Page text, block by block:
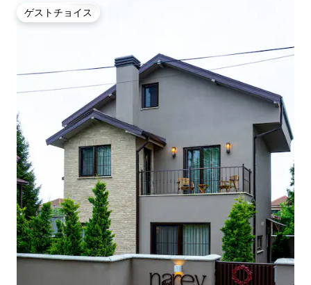
ゲストチョイス
ゲストチョイス